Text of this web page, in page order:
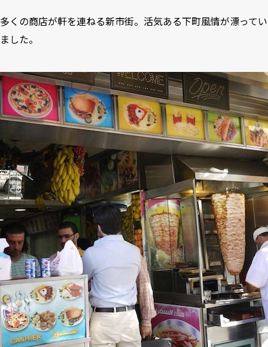
多くの商店が軒を連ねる新市街。活気ある下町風情が漂ってい
ました。